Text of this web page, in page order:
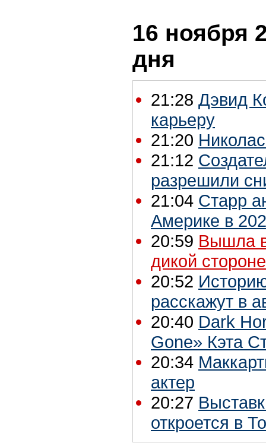
16 ноября
дня
21:28 Дэвид
карьеру
21:20
21:12
разрешили
21:04 Старр
Америке в
20:59 Вышла
дикой
20:52
расскажут в
20:40 Dark
Gone» Кэта
20:34
актер
20:27
откроется в